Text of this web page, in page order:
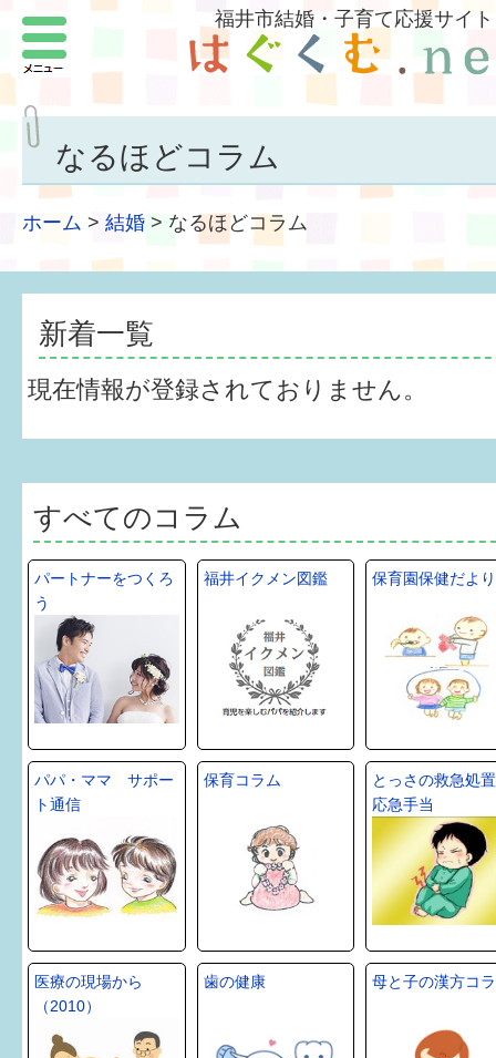
福井市結婚・子育て応援サイト
なるほどコラム
ホーム > 結婚 > なるほどコラム
新着一覧
現在情報が登録されておりません。
すべてのコラム
パートナーをつくろ
う
福井イクメン図鑑 保育園保健だより
パパ・ママ サポー
ト通信
保育コラム
とっさの救急処
応急手当
医療の現場から
（2010）
歯の健康 母と子の漢方コ
メニュー
結婚したい
子どもがほしい
子どもを育てよう
もしものときの緊急連絡先
健診・予防接種
仲間づくり・遊び場
子どもを預けたい
入園・入学
相談したい
さまざまな支援
子育てカレンダー
妊娠
出産〜3か月
3か月〜6か月
6か月〜1歳